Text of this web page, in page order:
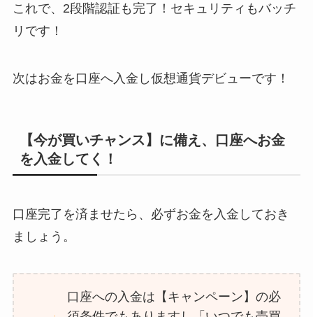
これで、2段階認証も完了！セキュリティもバッチ
リです！
次はお金を口座へ入金し仮想通貨デビューです！
【今が買いチャンス】に備え、口座へお金
を入金してく！
口座完了を済ませたら、必ずお金を入金しておき
ましょう。
口座への入金は【キャンペーン】の必